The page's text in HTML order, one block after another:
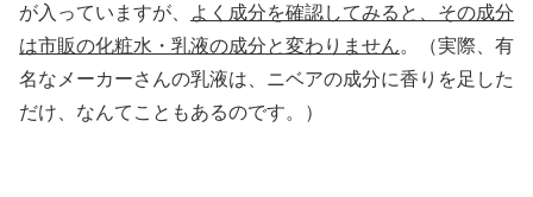
が入っていますが、
よく成分を確認してみると、その成分
は市販の化粧水・乳液の成分と変わりません。（実際、有
名なメーカーさんの乳液は、ニベアの成分に香りを足した
だけ、なんてこともあるのです。）